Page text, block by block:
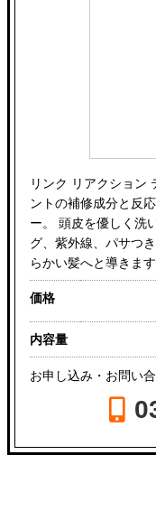
リンク リアクション
ントの補修成分と反
ー。 頭皮を優しく洗
グ、紫外線、パサつ
らかい髪へと導きます
価格
内容量
お申し込み・お問い